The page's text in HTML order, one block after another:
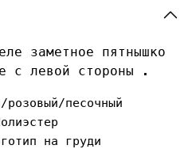
заметное пятнышко
с левой стороны .
песочный
на груди